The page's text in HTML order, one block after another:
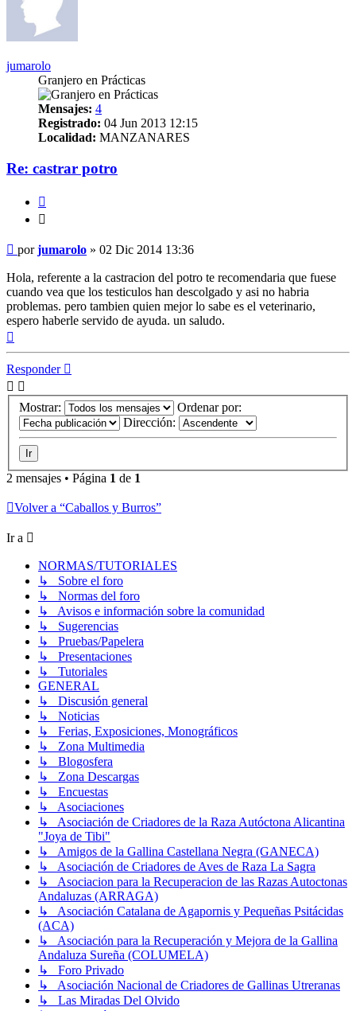
jumarolo
Granjero en Prácticas
Mensajes: 4
Registrado: 04 Jun 2013 12:15
Localidad: MANZANARES
Re: castrar potro
Mensaje
porjumarolo » 02 Dic 2014 13:36
Hola, referente a la castracion del potro te recomendaria que fuese
cuando vea que los testiculos han descolgado y asi no habria
problemas. pero tambien quien mejor lo sabe es el veterinario,
espero haberle servido de ayuda. un saludo.
Responder
Mostrar:
Ordenar por:
Dirección:
2 mensajes • Página 1 de 1
Volver a “Caballos y Burros”
Ir a
NORMAS/TUTORIALES
↳ Sobre el foro
↳ Normas del foro
↳ Avisos e información sobre la comunidad
↳ Sugerencias
↳ Pruebas/Papelera
↳ Presentaciones
↳ Tutoriales
GENERAL
↳ Discusión general
↳ Noticias
↳ Ferias, Exposiciones, Monográficos
↳ Zona Multimedia
↳ Blogosfera
↳ Zona Descargas
↳ Encuestas
↳ Asociaciones
↳ Asociación de Criadores de la Raza Autóctona Alicantina
"Joya de Tibi"
↳ Amigos de la Gallina Castellana Negra (GANECA)
↳ Asociación de Criadores de Aves de Raza La Sagra
↳ Asociacion para la Recuperacion de las Razas Autoctonas
Andaluzas (ARRAGA)
↳ Asociación Catalana de Agapornis y Pequeñas Psitácidas
(ACA)
↳ Asociación para la Recuperación y Mejora de la Gallina
Andaluza Sureña (COLUMELA)
↳ Foro Privado
↳ Asociación Nacional de Criadores de Gallinas Utreranas
↳ Las Miradas Del Olvido